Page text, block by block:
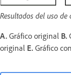
Resultados del uso
A. Gráfico original B.
original E. Gráfico